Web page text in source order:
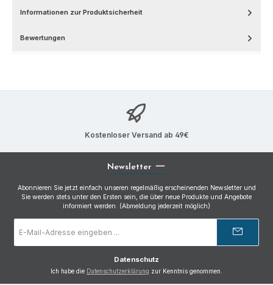
Informationen zur Produktsicherheit
Bewertungen
Kostenloser Versand ab 49€
Newsletter
Abonnieren Sie jetzt einfach unseren regelmäßig erscheinenden Newsletter und
Sie werden stets unter den Ersten sein, die über neue Produkte und Angebote
informiert werden. (Abmeldung jederzeit möglich)
Mail-
Datenschutz
Ich habe die Datenschutzerklärung zur Kenntnis genommen.